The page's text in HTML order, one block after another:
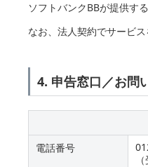
ソフトバンクBBが提供す
なお、法人契約でサービ
4. 申告窓口／お問
電話番号